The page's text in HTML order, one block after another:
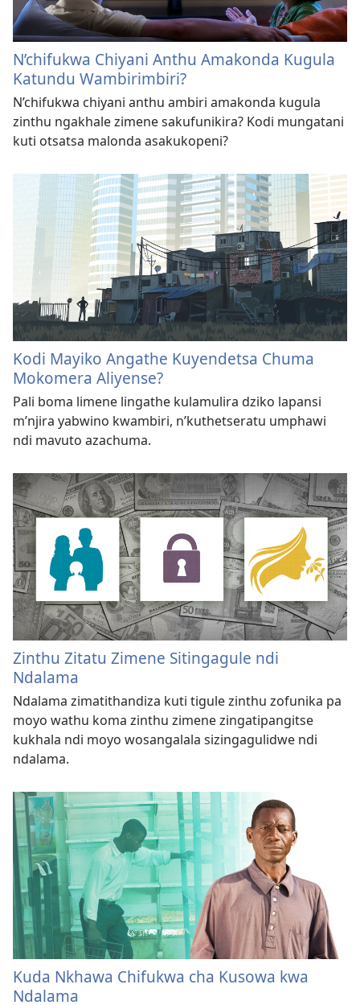
N’chifukwa Chiyani Anthu Amakonda Kugula
Katundu Wambirimbiri?
N’chifukwa chiyani anthu ambiri amakonda kugula
zinthu ngakhale zimene sakufunikira? Kodi mungatani
kuti otsatsa malonda asakukopeni?
Kodi Mayiko Angathe Kuyendetsa Chuma
Mokomera Aliyense?
Pali boma limene lingathe kulamulira dziko lapansi
m’njira yabwino kwambiri, n’kuthetseratu umphawi
ndi mavuto azachuma.
Zinthu Zitatu Zimene Sitingagule ndi
Ndalama
Ndalama zimatithandiza kuti tigule zinthu zofunika pa
moyo wathu koma zinthu zimene zingatipangitse
kukhala ndi moyo wosangalala sizingagulidwe ndi
ndalama.
Kuda Nkhawa Chifukwa cha Kusowa kwa
Ndalama